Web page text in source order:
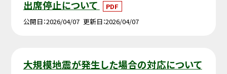
出席停止について
PDF
公開日 2026/04/07 更新日 2026/04/07
大規模地震が発生した場合の対応について